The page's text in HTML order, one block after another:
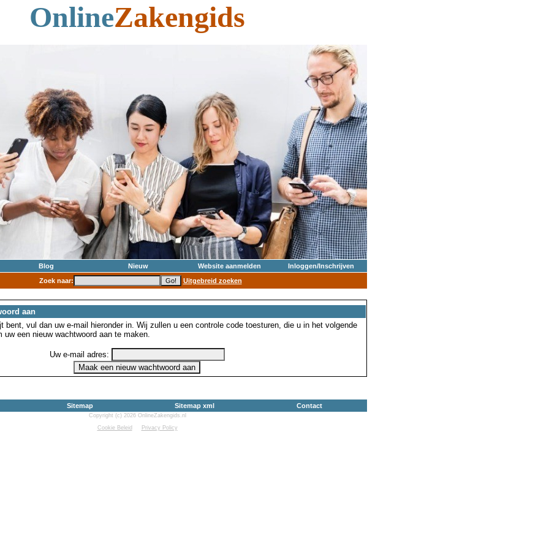
OnlineZakengids
Blog Nieuw Website aanmelden
Inloggen/Inschrijven
Zoek naar:
Uitgebreid zoeken
aan
bent, vul dan uw e-mail hieronder in. Wij zullen u een controle code toesturen, die u in het volgende
een nieuw wachtwoord aan te maken.
Uw e-mail adres:
Sitemap Sitemap xml Contact
Copyright (c) 2026 OnlineZakengids.nl
Cookie Beleid
Privacy Policy